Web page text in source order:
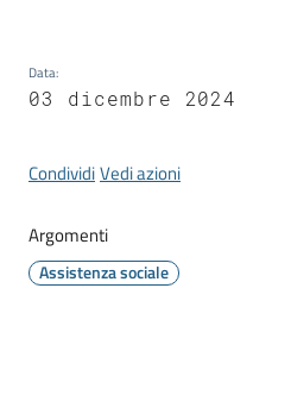
Tutti
gli
Seguici
su
Data:
03 dicembre 2024
CondividiVedi azioni
Argomenti
Assistenza sociale